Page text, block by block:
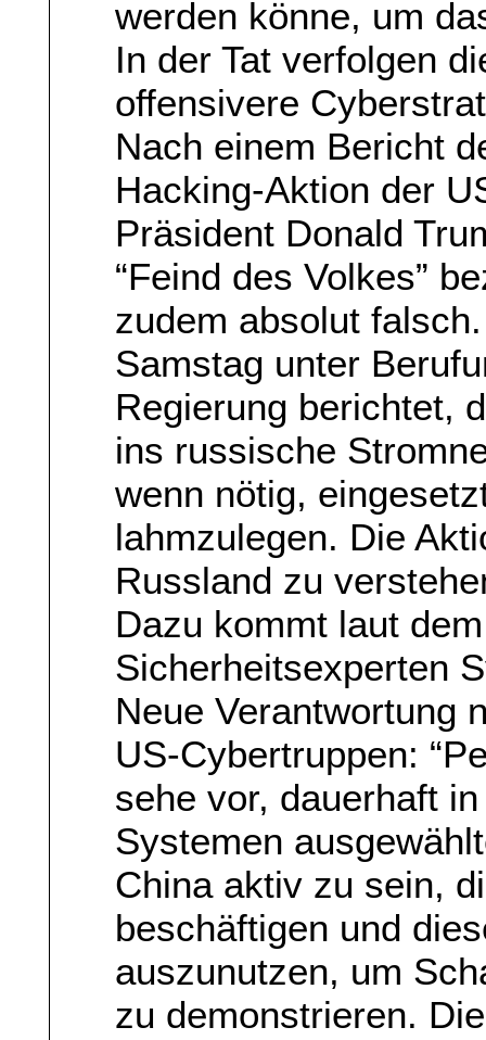
werden könne, um
In der Tat verfolgen
offensivere
Nach einem Bericht
Hacking-Aktion der
Präsident Donald
“Feind des Volkes”
zudem absolut
Samstag unter
Regierung berichtet,
ins russische
wenn nötig,
lahmzulegen. Die
Russland zu
Dazu kommt laut
Sicherheitsexperten
Neue Verantwortung
US-Cybertruppen:
sehe vor, dauerhaft
Systemen
China aktiv zu sein,
beschäftigen und
auszunutzen, um
zu demonstrieren.